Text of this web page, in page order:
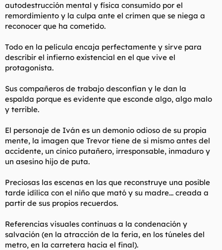
autodestrucción mental y física consumido por el
remordimiento y la culpa ante el crimen que se niega a
reconocer que ha cometido.
Todo en la película encaja perfectamente y sirve para
describir el infierno existencial en el que vive el
protagonista.
Sus compañeros de trabajo desconfían y le dan la
espalda porque es evidente que esconde algo, algo malo
y terrible.
El personaje de Iván es un demonio odioso de su propia
mente, la imagen que Trevor tiene de si mismo antes del
accidente, un cínico putañero, irresponsable, inmaduro y
un asesino hijo de puta.
Preciosas las escenas en las que reconstruye una posible
tarde idílica con el niño que mató y su madre... creada a
partir de sus propios recuerdos.
Referencias visuales continuas a la condenación y
salvación (en la atracción de la feria, en los túneles del
metro, en la carretera hacia el final).